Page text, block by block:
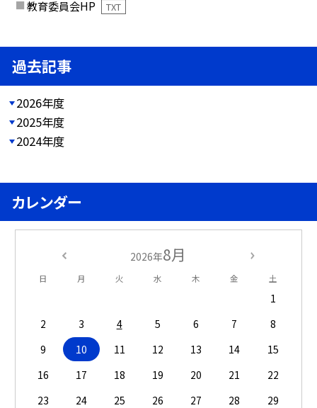
教育委員会HP TXT
過去記事
2026年度
2025年度
2024年度
カレンダー
2026年8月
日 月 火 水 木 金 土
1
2
3 4 5 6 7
8
9
10 11 12 13 14
15
16
17 18 19 20 21
22
23
24 25 26 27 28
29